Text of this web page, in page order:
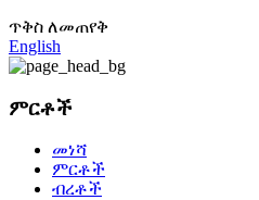
ጥቅስ ለመጠየቅ
English
ምርቶች
መነሻ
ምርቶች
ብረቶች